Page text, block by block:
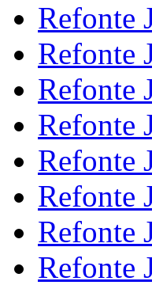
Refonte
Refonte
Refonte
Refonte
Refonte
Refonte
Refonte
Refonte